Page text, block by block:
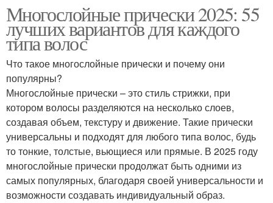
Многослойные прически 2025: 55
лучших вариантов для каждого
типа волос
Что такое многослойные прически и почему они
популярны?
Многослойные прически – это стиль стрижки, при
котором волосы разделяются на несколько слоев,
создавая объем, текстуру и движение. Такие прически
универсальны и подходят для любого типа волос, будь
то тонкие, толстые, вьющиеся или прямые. В 2025 году
многослойные прически продолжат быть одними из
самых популярных, благодаря своей универсальности и
возможности создавать индивидуальный образ.